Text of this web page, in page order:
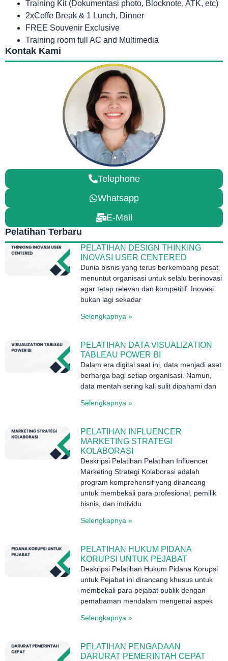
Training Kit (Dokumentasi photo, Blocknote, ATK, etc)
2xCoffe Break & 1 Lunch, Dinner
FREE Souvenir Exclusive
Training room full AC and Multimedia
Kontak Kami
Telephone
Whatsapp
E-Mail
Pelatihan Terbaru
PELATIHAN DESIGN THINKING
INOVASI USER CENTERED
Dunia bisnis yang terus berkembang pesat
menuntut organisasi untuk selalu berinovasi
agar tetap relevan dan kompetitif. Inovasi
bukan lagi sekadar
Selengkapnya »
PELATIHAN DATA VISUALIZATION
TABLEAU POWER BI
Dalam era digital saat ini, data menjadi aset
berharga bagi setiap organisasi. Namun,
data mentah sering kali sulit dipahami dan
Selengkapnya »
PELATIHAN INFLUENCER
MARKETING STRATEGI
KOLABORASI
Deskripsi Pelatihan Pelatihan Influencer
Marketing Strategi Kolaborasi adalah
program komprehensif yang dirancang
untuk membekali para profesional, pemilik
bisnis, dan individu
Selengkapnya »
PELATIHAN HUKUM PIDANA
KORUPSI UNTUK PEJABAT
Deskripsi Pelatihan Hukum Pidana Korupsi
untuk Pejabat ini dirancang khusus untuk
membekali para pejabat publik dengan
pemahaman mendalam mengenai aspek
Selengkapnya »
PELATIHAN PENGADAAN
DARURAT PEMERINTAH CEPAT